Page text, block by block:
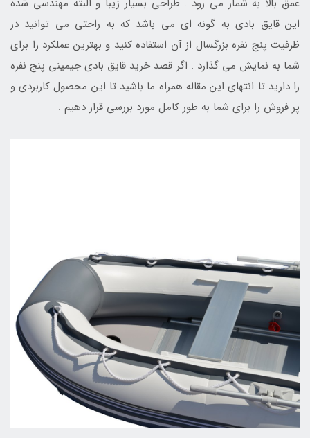
عمق بالا به شمار می رود . طراحی بسیار زیبا و البته مهندسی شده
این قایق بادی به گونه ای می باشد که به راحتی می توانید در
ظرفیت پنج نفره بزرگسال از آن استفاده کنید و بهترین عملکرد را برای
شما به نمایش می گذارد . اگر قصد خرید قایق بادی جیمینی پنج نفره
را دارید تا انتهای این مقاله همراه ما باشید تا این محصول کاربردی و
پر فروش را برای شما به طور کامل مورد بررسی قرار دهیم .